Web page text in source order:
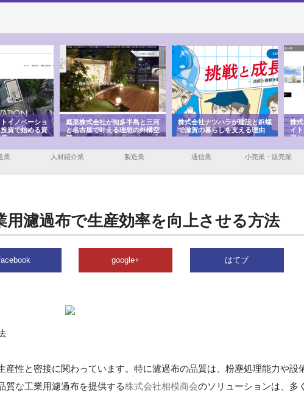
庭楽株式会社が知多半島と三河
と名古屋で叶える理想の外構空
間
株式会社ナツハラが建設と鋲螺
で滋賀の暮らしを支える理由
株式会社メタルエース
イトが提供する充実し
容とは
業 人材紹介業 製造業 通信業 小売業・販売業
用濾過布で生産効率を向上させる方法
google+ はてブ
産性と密接に関わっています。特に濾過布の品質は、粉塵処理能力や設
質な工業用濾過布を提供する株式会社相模商会のソリューションは、多く